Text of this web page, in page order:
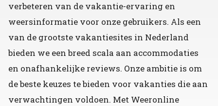
verbeteren van de vakantie-ervaring en
weersinformatie voor onze gebruikers. Als een
van de grootste vakantiesites in Nederland
bieden we een breed scala aan accommodaties
en onafhankelijke reviews. Onze ambitie is om
de beste keuzes te bieden voor vakanties die aan
verwachtingen voldoen. Met Weeronline